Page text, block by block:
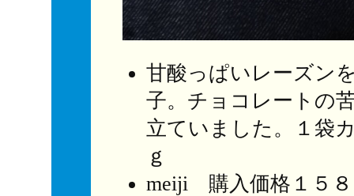
甘酸っぱいレーズン
子。チョコレートの
立ていました。１袋
ｇ
meiji 購入価格１５